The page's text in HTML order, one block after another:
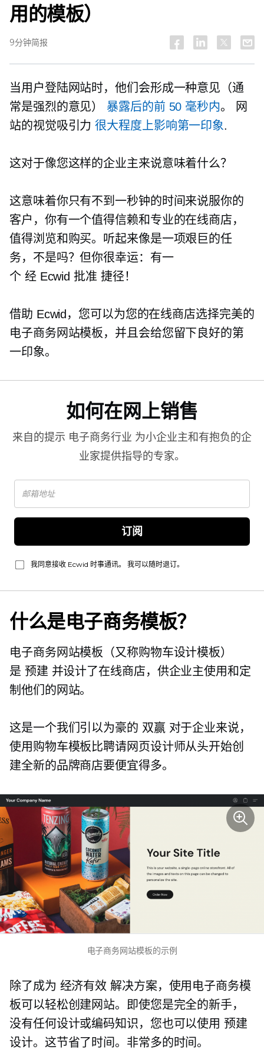
用的模板）
9分钟简报
当用户登陆网站时，他们会形成一种意见（通
常是强烈的意见） 暴露后的前 50 毫秒内。 网
站的视觉吸引力很大程度上影响第一印象.
这对于像您这样的企业主来说意味着什么？
这意味着你只有不到一秒钟的时间来说服你的
客户，你有一个值得信赖和专业的在线商店，
值得浏览和购买。听起来像是一项艰巨的任
务，不是吗？但你很幸运：有一
个 经 Ecwid 批准 捷径！
借助 Ecwid，您可以为您的在线商店选择完美的
电子商务网站模板，并且会给您留下良好的第
一印象。
如何在网上销售
来自的提示 电子商务行业 为小企业主和有抱负的企
业家提供指导的专家。
订阅
我同意接收 Ecwid 时事通讯。 我可以随时退订。
什么是电子商务模板？
电子商务网站模板（又称购物车设计模板）
是 预建 并设计了在线商店，供企业主使用和定
制他们的网站。
这是一个我们引以为豪的 双赢 对于企业来说，
使用购物车模板比聘请网页设计师从头开始创
建全新的品牌商店要便宜得多。
电子商务网站模板的示例
除了成为 经济有效 解决方案，使用电子商务模
板可以轻松创建网站。即使您是完全的新手，
没有任何设计或编码知识，您也可以使用预建
设计。这节省了时间。非常多的时间。